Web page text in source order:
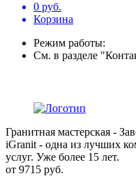
0 руб.
Корзина
Режим работы:
См. в разделе
Гранитная мастерская -
iGranit - одна из лучших
услуг. Уже более 15 лет.
от 9715 руб.